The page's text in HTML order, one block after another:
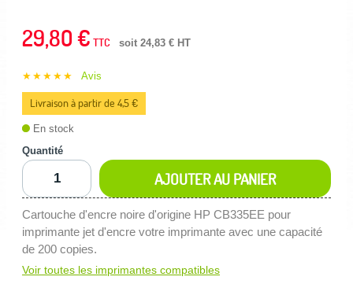
29,80 € TTC soit 24,83 € HT
★★★★★ Avis
Livraison à partir de 4,5 €
En stock
Quantité
AJOUTER AU PANIER
Cartouche d'encre noire d'origine HP CB335EE pour
imprimante jet d'encre votre imprimante avec une capacité
de 200 copies.
Voir toutes les imprimantes compatibles